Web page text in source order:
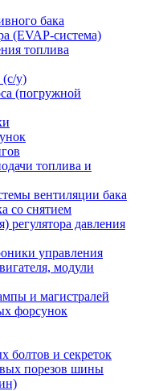
бака
(EVAP-система)
топлива
(с/у)
(погружной
топлива и
вентиляции бака
со снятием
регулятора давления
управления
модули
и магистралей
форсунок
болтов и секреток
порезов шины